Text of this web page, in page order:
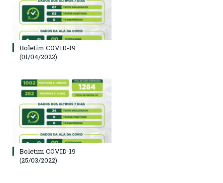
Boletim COVID-19
(01/04/2022)
Boletim COVID-19
(25/03/2022)